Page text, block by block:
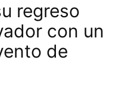
regreso
con un
de